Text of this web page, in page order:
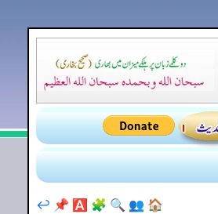
🏠
👥
🔍
🧩
🅰️
📌
↩️